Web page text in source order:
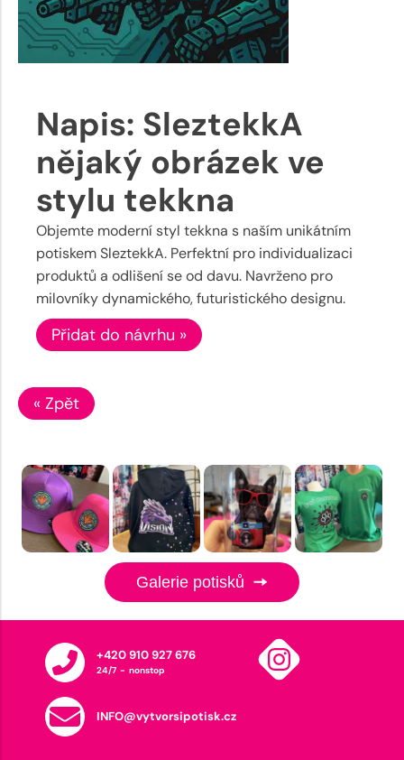
Napis: SleztekkA
nějaký obrázek ve
stylu tekkna
Objemte moderní styl tekkna s naším unikátním
potiskem SleztekkA. Perfektní pro individualizaci
produktů a odlišení se od davu. Navrženo pro
milovníky dynamického, futuristického designu.
Přidat do návrhu »
« Zpět
Galerie potisků
+420 910 927 676
24/7 - nonstop
INFO@vytvorsipotisk.cz